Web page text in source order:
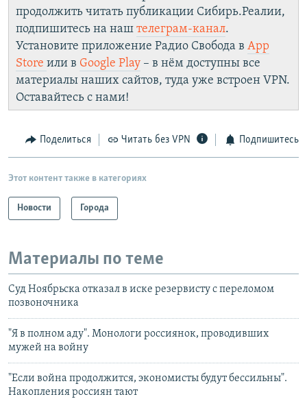
продолжить читать публикации Сибирь.Реалии,
подпишитесь на наш телеграм-канал.
Установите приложение Радио Свобода в App
Store или в Google Play – в нём доступны все
материалы наших сайтов, туда уже встроен VPN.
Оставайтесь с нами!
Поделиться Читать без VPN Подпишитесь
Этот контент также в категориях
Новости Города
Материалы по теме
Суд Ноябрьска отказал в иске резервисту с переломом
позвоночника
"Я в полном аду". Монологи россиянок, проводивших
мужей на войну
"Если война продолжится, экономисты будут бессильны".
Накопления россиян тают